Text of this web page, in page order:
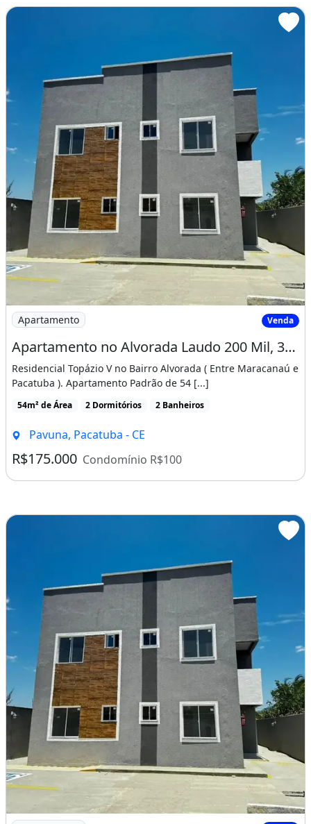
Imagem: Apartamento no Alvorada Laudo 200 Mil, 300
Apartamento Venda
Apartamento no Alvorada Laudo 200 Mil, 300 Metros da Ce 060, Pronto P/ Morar! Cód. Ie4N3E
Residencial Topázio V no Bairro Alvorada ( Entre Maracanaú e
Pacatuba ). Apartamento Padrão de 54 [...]
54m² de Área 2 Dormitórios 2 Banheiros
Pavuna, Pacatuba - CE
R$175.000 Condomínio R$100